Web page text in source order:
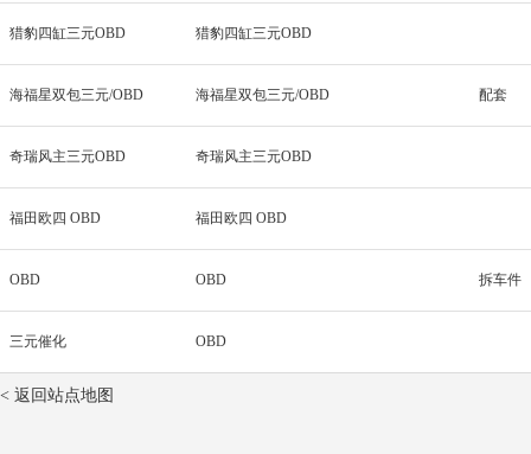
猎豹四缸三元OBD 猎豹四缸三元OBD
海福星双包三元/OBD 海福星双包三元/OBD 配套
奇瑞风主三元OBD 奇瑞风主三元OBD
福田欧四 OBD 福田欧四 OBD
OBD OBD 拆车件
三元催化 OBD
< 返回站点地图